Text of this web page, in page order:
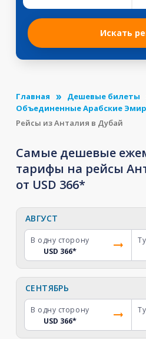
Искать
Главная
Дешевые билеты
Объединенные Арабские
Рейсы из Анталия в Дубай
Самые дешевые
тарифы на рейсы
от USD 366*
АВГУСТ
В одну сторону
USD 366*
СЕНТЯБРЬ
В одну сторону
USD 366*